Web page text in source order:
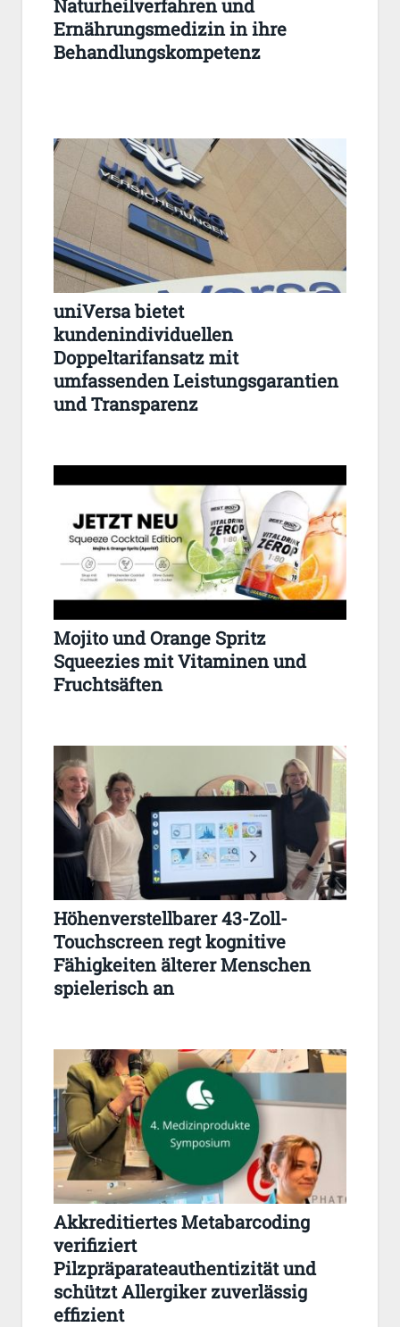
Naturheilverfahren und
Ernährungsmedizin in ihre
Behandlungskompetenz
uniVersa bietet
kundenindividuellen
Doppeltarifansatz mit
umfassenden Leistungsgarantien
und Transparenz
Mojito und Orange Spritz
Squeezies mit Vitaminen und
Fruchtsäften
Höhenverstellbarer 43-Zoll-
Touchscreen regt kognitive
Fähigkeiten älterer Menschen
spielerisch an
Akkreditiertes Metabarcoding
verifiziert
Pilzpräparateauthentizität und
schützt Allergiker zuverlässig
effizient